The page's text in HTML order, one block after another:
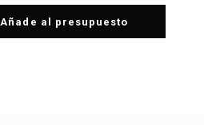
Añade al presupuesto